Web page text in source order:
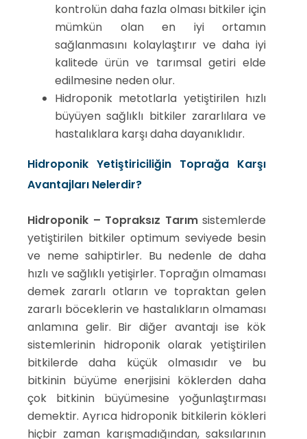
kontrolün daha fazla olması bitkiler için
mümkün olan en iyi ortamın
sağlanmasını kolaylaştırır ve daha iyi
kalitede ürün ve tarımsal getiri elde
edilmesine neden olur.
Hidroponik metotlarla yetiştirilen hızlı
büyüyen sağlıklı bitkiler zararlılara ve
hastalıklara karşı daha dayanıklıdır.
Hidroponik Yetiştiriciliğin Toprağa Karşı
Avantajları Nelerdir?
Hidroponik – Topraksız Tarımsistemlerde
yetiştirilen bitkiler optimum seviyede besin
ve neme sahiptirler. Bu nedenle de daha
hızlı ve sağlıklı yetişirler. Toprağın olmaması
demek zararlı otların ve topraktan gelen
zararlı böceklerin ve hastalıkların olmaması
anlamına gelir. Bir diğer avantajı ise kök
sistemlerinin hidroponik olarak yetiştirilen
bitkilerde daha küçük olmasıdır ve bu
bitkinin büyüme enerjisini köklerden daha
çok bitkinin büyümesine yoğunlaştırması
demektir. Ayrıca hidroponik bitkilerin kökleri
hiçbir zaman karışmadığından, saksılarının